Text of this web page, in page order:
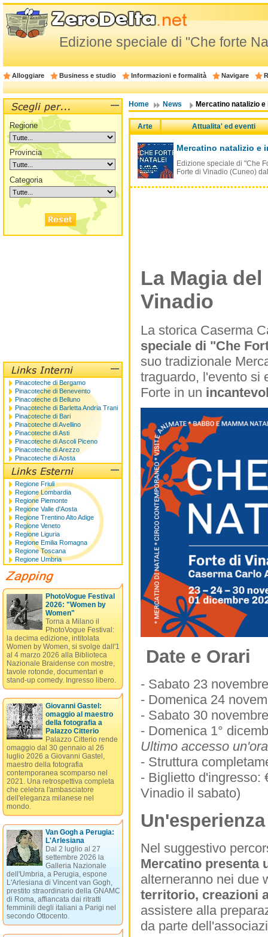
Edizione speciale di "Che forte
Alloggiare Business e studio Informazioni e formalità Navigare
Home News Mercatino natalizio
Arte Attualita' ed eventi
Mercatino natalizio e
Edizione speciale di "Che
Forte di Vinadio (Cuneo)
La Magia
Vinadio
La storica Caserma
speciale di "Che
suo tradizionale
traguardo, l'evento si
Forte in un
Date e Orari
- Sabato 23
- Domenica 24
- Sabato 30
- Domenica 1°
Ultimo accesso
- Struttura
- Biglietto d'ingresso:
Vinadio il sabato)
Nel suggestivo
Mercatino presenta
alterneranno nei due
territorio, creazioni
assistere alla
da parte
Regione
Provincia
Categoria
Pinacoteche di Bergamo
Pinacoteche di Benevento
Pinacoteche di Belluno
Pinacoteche di Barletta Andria Trani
Pinacoteche di Bari
Pinacoteche di Avellino
Pinacoteche di Asti
Pinacoteche di Ascoli Piceno
Pinacoteche di Arezzo
Pinacoteche di Aosta
Regione Friuli
Regione Lombardia
Regione Piemonte
Regione Valle d'Aosta
Regione Trentino Alto Adige
Regione Veneto
Regione Liguria
Regione Emilia Romagna
Regione Toscana
Regione Umbria
PhotoVogue Festival
2026: "Women by
Women"
Torna a Milano il
PhotoVogue Festival:
la decima edizione, intitolata
Women by Women, si svolge dall'1
al 4 marzo 2026 alla Biblioteca
Nazionale Braidense con mostre,
tavole rotonde, documentari e
stand-up comedy. Ingresso libero.
Giovanni Gastel:
omaggio al maestro
della fotografia a
Palazzo Citterio
Palazzo Citterio rende
omaggio dal 30 gennaio al 26
luglio 2026 a Giovanni Gastel,
maestro della fotografia
contemporanea scomparso nel
2021. Una retrospettiva completa
che celebra l'ambasciatore
dell'eleganza milanese nel
mondo.
Van Gogh a Perugia:
L'Arlesiana
Dal 2 luglio al 27
settembre 2026 la
Galleria Nazionale
dell'Umbria, a Perugia, espone
L'Arlesiana di Vincent van Gogh,
prestito straordinario della GNAMC
di Roma, affiancata dai ritratti
femminili degli italiani a Parigi nel
secondo Ottocento.